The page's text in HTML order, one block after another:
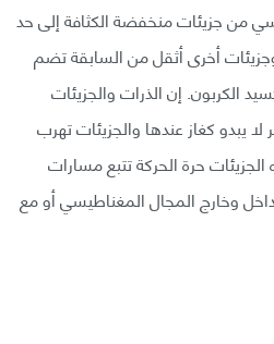
من جزيئات منخفضة الكثافة إلى حد
أخرى أثقل من السابقة تضم
الكربون. إن الذرات والجزيئات
يبدو كغاز عندها والجزيئات تهرب
حرة الحركة تتبع مسارات
وخارج المجال المغناطيسي أو مع